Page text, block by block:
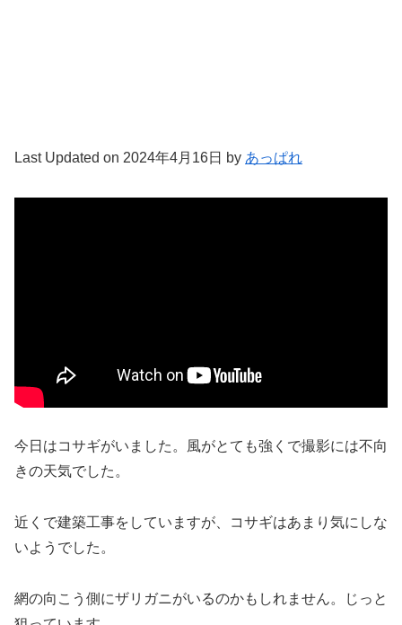
Last Updated on 2024年4月16日 by あっぱれ
今日はコサギがいました。風がとても強くで撮影には不向
きの天気でした。
近くで建築工事をしていますが、コサギはあまり気にしな
いようでした。
網の向こう側にザリガニがいるのかもしれません。じっと